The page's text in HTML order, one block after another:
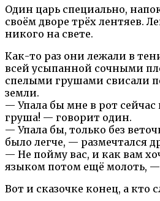
Один царь специально,
своём дворе трёх лентяев.
никого на свете.
Как-то раз они лежали в
всей усыпанной сочными
спелыми грушами свисали
земли.
— Упала бы мне в рот сейчас
груша! — говорит один.
— Упала бы, только без
было легче, — размечтался
— Не пойму вас, и как вам
языком потом ещё молоть, —
Вот и сказочке конец, а кто